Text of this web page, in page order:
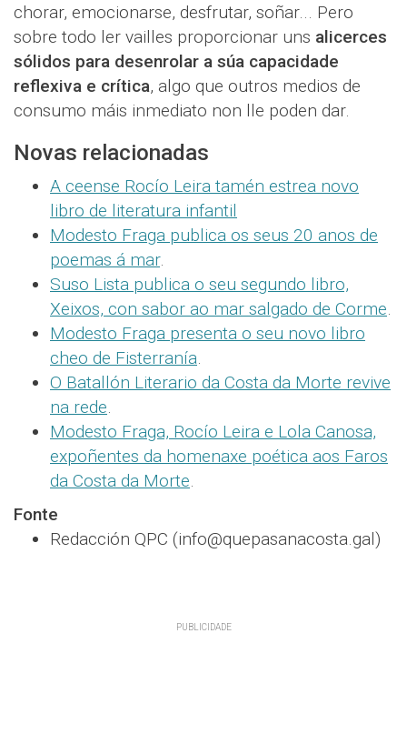
chorar, emocionarse, desfrutar, soñar... Pero
sobre todo ler vailles proporcionar uns alicerces
sólidos para desenrolar a súa capacidade
reflexiva e crítica, algo que outros medios de
consumo máis inmediato non lle poden dar.
Novas relacionadas
A ceense Rocío Leira tamén estrea novo
libro de literatura infantil
Modesto Fraga publica os seus 20 anos de
poemas á mar.
Suso Lista publica o seu segundo libro,
Xeixos, con sabor ao mar salgado de Corme.
Modesto Fraga presenta o seu novo libro
cheo de Fisterranía.
O Batallón Literario da Costa da Morte revive
na rede.
Modesto Fraga, Rocío Leira e Lola Canosa,
expoñentes da homenaxe poética aos Faros
da Costa da Morte.
Fonte
Redacción QPC (info@quepasanacosta.gal)